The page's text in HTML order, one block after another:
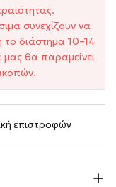
συνεχίζουν να
το διάστημα 10–14
θα παραμείνει
επιστροφών